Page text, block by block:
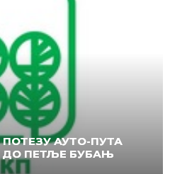
АУТО-ПУТА
ПЕТЉЕ БУБАЊ